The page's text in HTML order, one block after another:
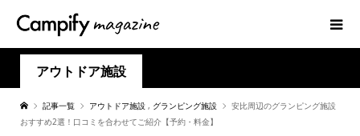
アウトドア施設
記事一覧 アウトドア施設 , グランピング施設
安比周辺のグランピング施設
おすすめ2選！口コミを合わせてご紹介【予約・料金】